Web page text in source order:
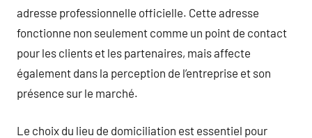
adresse professionnelle officielle. Cette adresse
fonctionne non seulement comme un point de contact
pour les clients et les partenaires, mais affecte
également dans la perception de l’entreprise et son
présence sur le marché.
Le choix du lieu de domiciliation est essentiel pour